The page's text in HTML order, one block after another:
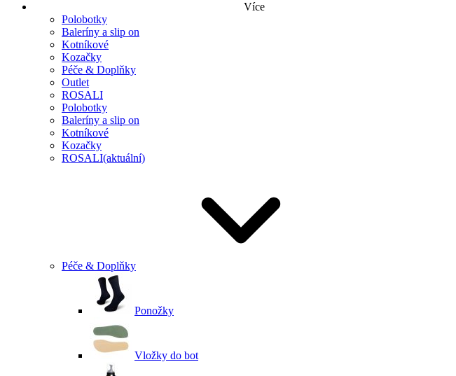
Více
Polobotky
Baleríny a slip on
Kotníkové
Kozačky
Péče & Doplňky
Outlet
ROSALI
Polobotky
Baleríny a slip on
Kotníkové
Kozačky
ROSALI(aktuální)
Péče & Doplňky
Ponožky
Vložky do bot